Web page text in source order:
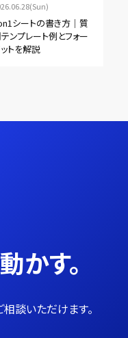
シートの書き方｜質
ンプレート例とフォー
トを解説
かす。
談いただけます。